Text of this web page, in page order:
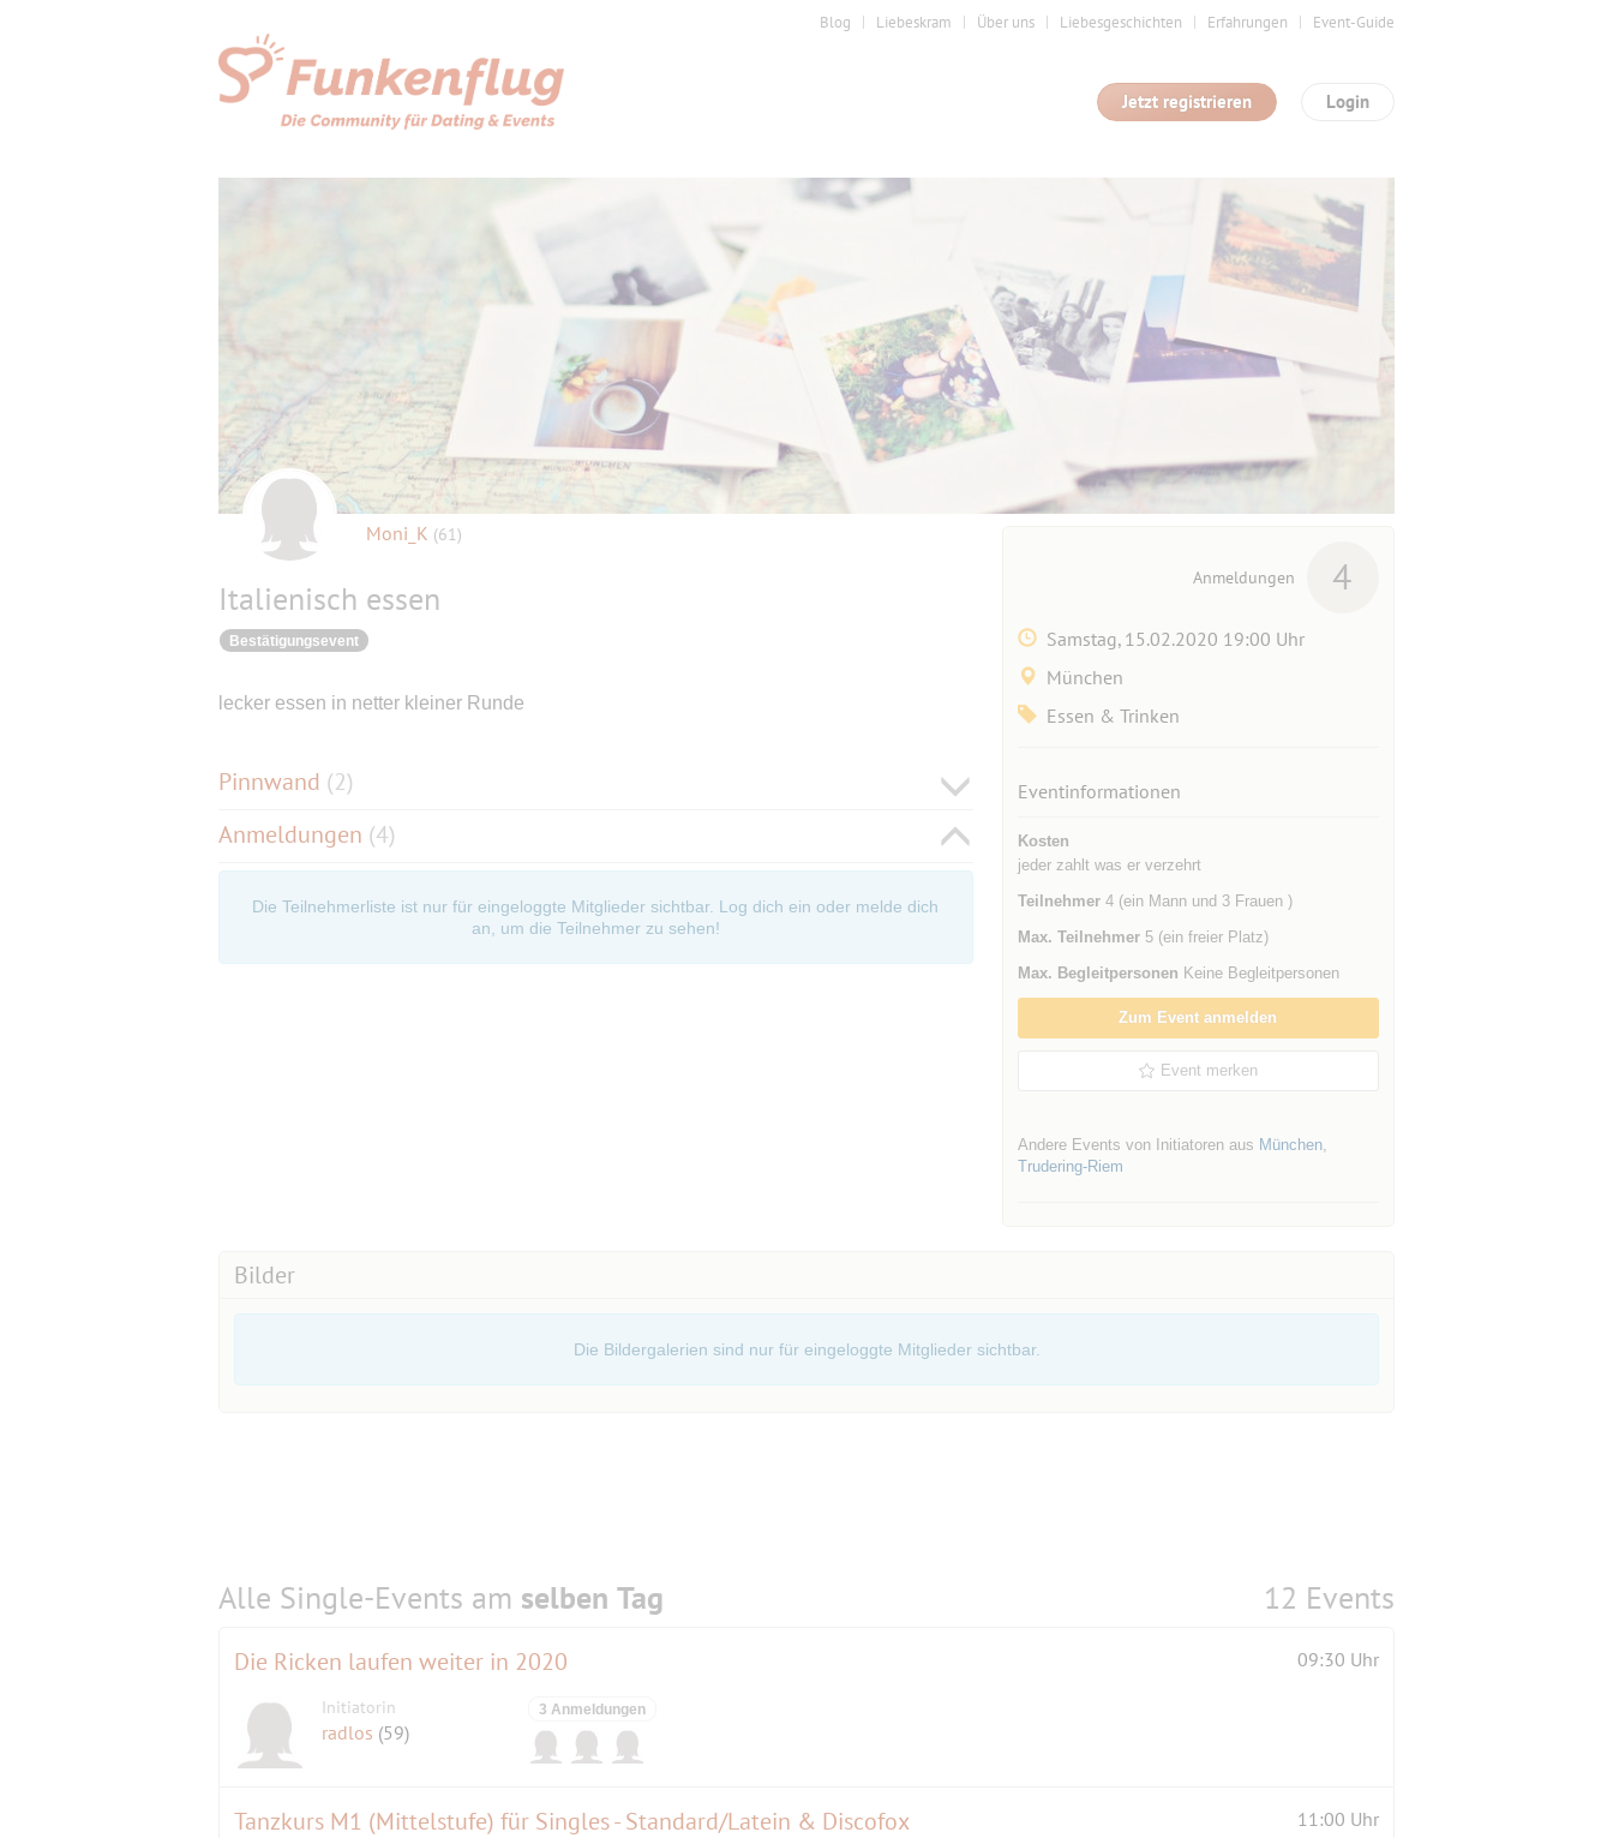
Blog Liebeskram Über uns Liebesgeschichten Erfahrungen Event-Guide
Login
Jetzt registrieren
Moni_K (61)
Italienisch essen
Bestätigungsevent
lecker essen in netter kleiner Runde
Pinnwand (2)
Anmeldungen (4)
Die Teilnehmerliste ist nur für eingeloggte Mitglieder sichtbar. Log dich ein oder melde dich
an, um die Teilnehmer zu sehen!
Anmeldungen 4
Samstag, 15.02.2020 19:00 Uhr
München
Essen & Trinken
Eventinformationen
Kosten
jeder zahlt was er verzehrt
Teilnehmer4 (ein Mann und 3 Frauen )
Max. Teilnehmer5 (ein freier Platz)
Max. Begleitpersonen Keine Begleitpersonen
Zum Event anmelden
Event merken
Andere Events von Initiatoren aus München,
Trudering-Riem
Bilder
Die Bildergalerien sind nur für eingeloggte Mitglieder sichtbar.
Alle Single-Events am selben Tag 12 Events
Die Ricken laufen weiter in 2020 09:30 Uhr
Initiatorin
radlos (59)
3 Anmeldungen
Tanzkurs M1 (Mittelstufe) für Singles - Standard/Latein & Discofox 11:00 Uhr